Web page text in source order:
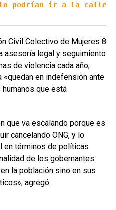
podrían ir a la calle
Civil Colectivo de Mujeres 8
asesoría legal y seguimiento
de violencia cada año,
en indefensión ante
que está
que va escalando porque es
cancelando ONG, y lo
en términos de políticas
de los gobernantes
la población sino en sus
agregó.